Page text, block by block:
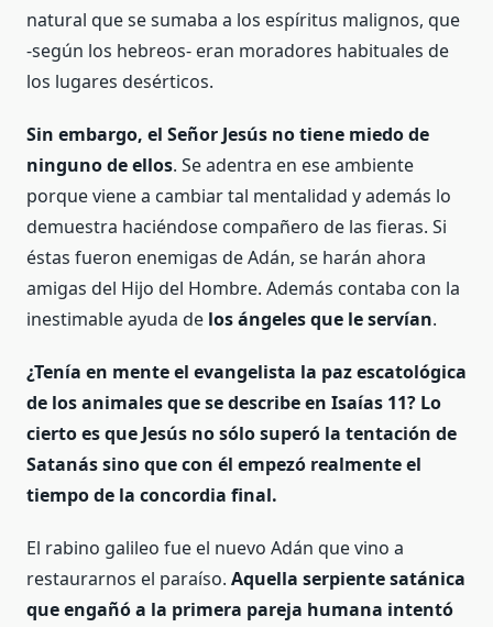
natural que se sumaba a los espíritus malignos, que
-según los hebreos- eran moradores habituales de
los lugares desérticos.
Sin embargo, el Señor Jesús no tiene miedo de
ninguno de ellos. Se adentra en ese ambiente
porque viene a cambiar tal mentalidad y además lo
demuestra haciéndose compañero de las fieras. Si
éstas fueron enemigas de Adán, se harán ahora
amigas del Hijo del Hombre. Además contaba con la
inestimable ayuda de los ángeles que le servían.
¿Tenía en mente el evangelista la paz escatológica
de los animales que se describe en Isaías 11? Lo
cierto es que Jesús no sólo superó la tentación de
Satanás sino que con él empezó realmente el
tiempo de la concordia final.
El rabino galileo fue el nuevo Adán que vino a
restaurarnos el paraíso. Aquella serpiente satánica
que engañó a la primera pareja humana intentó